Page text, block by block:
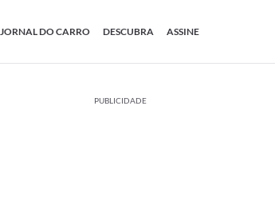
JORNAL DO CARRO DESCUBRA ASSINE
PUBLICIDADE